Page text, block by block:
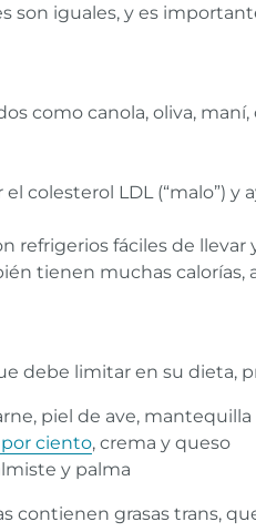
son iguales, y es
como canola, oliva,
colesterol LDL (“malo”)
refrigerios fáciles de
tienen muchas calorías,
debe limitar en su
piel de ave, mantequilla
por ciento, crema y queso
y palma
contienen grasas trans,